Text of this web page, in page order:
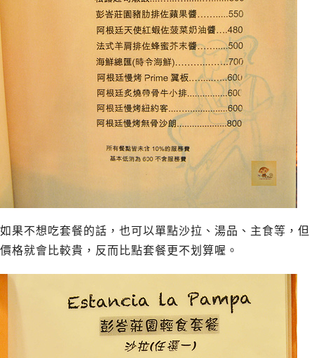
如果不想吃套餐的話，也可以單點沙拉、湯品、主食等，但
價格就會比較貴，反而比點套餐更不划算喔。